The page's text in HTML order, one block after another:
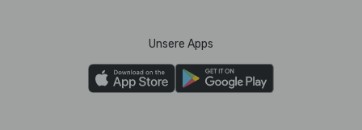
Unsere Apps